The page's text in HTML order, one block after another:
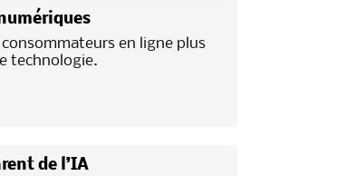
en ligne plus
technologie.
de l’IA